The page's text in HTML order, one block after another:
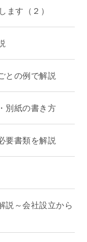
ます（２）
との例で解説
別紙の書き方
要書類を解説
説～会社設立から